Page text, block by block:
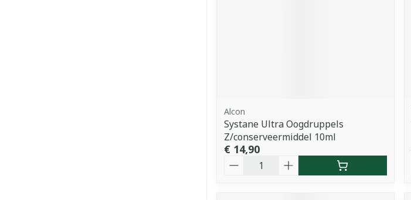
Alcon
Systane Ultra Oogdruppels
Z/conserveermiddel 10ml
€ 14,90